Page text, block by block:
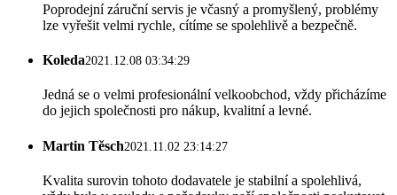
Poprodejní záruční servis je včasný a promyšlený, problémy
lze vyřešit velmi rychle, cítíme se spolehlivě a bezpečně.
Koleda2021.12.08 03:34:29
Jedná se o velmi profesionální velkoobchod, vždy přicházíme
do jejich společnosti pro nákup, kvalitní a levné.
Martin Těsch2021.11.02 23:14:27
Kvalita surovin tohoto dodavatele je stabilní a spolehlivá,